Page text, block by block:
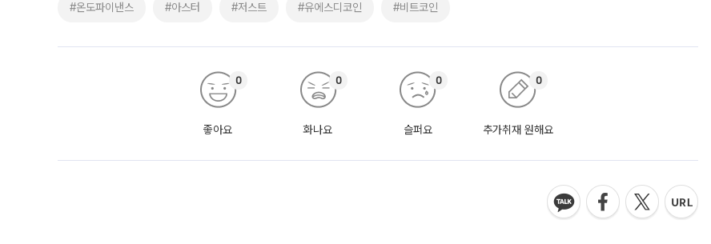
#온도파이낸스 #아스터 #저스트 #유에스디코인 #비트코인
좋아요
0
화나요
0
슬퍼요
0
추가취재 원해요
0